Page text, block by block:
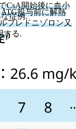
ATG投与前に解熱
プレドニゾロン又
する.
CsA開始後に血小
な症例.
は無効と判断せず
作用とその対